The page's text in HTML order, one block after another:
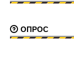
ОПРОС